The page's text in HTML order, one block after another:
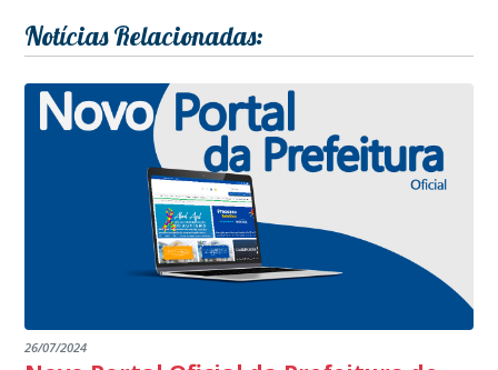
Notícias Relacionadas:
26/07/2024